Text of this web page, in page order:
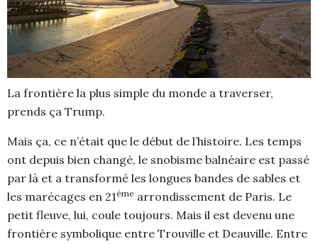
La frontière la plus simple du monde a traverser,
prends ça Trump.
Mais ça, ce n’était que le début de l’histoire. Les temps
ont depuis bien changé, le snobisme balnéaire est passé
par là et a transformé les longues bandes de sables et
les marécages en 21ème arrondissement de Paris. Le
petit fleuve, lui, coule toujours. Mais il est devenu une
frontière symbolique entre Trouville et Deauville. Entre